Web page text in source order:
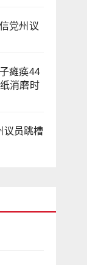
党州议
瘫痪44
消磨时
议员跳槽